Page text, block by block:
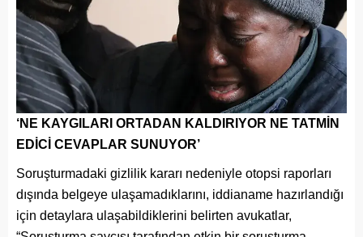
‘NE KAYGILARI ORTADAN KALDIRIYOR NE TATMİN
EDİCİ CEVAPLAR SUNUYOR’
Soruşturmadaki gizlilik kararı nedeniyle otopsi raporları
dışında belgeye ulaşamadıklarını, iddianame hazırlandığı
için detaylara ulaşabildiklerini belirten avukatlar,